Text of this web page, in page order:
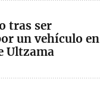
tras ser
un vehículo en
Ultzama